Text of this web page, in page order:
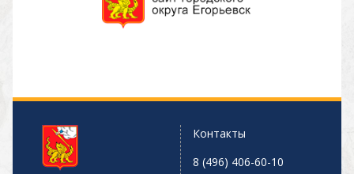
Контакты
8 (496) 406-60-10